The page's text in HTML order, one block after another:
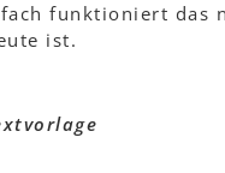
funktioniert
ist.